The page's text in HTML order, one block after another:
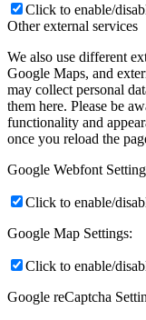
Click to enable/
Other external services
We also use different
Google Maps, and
may collect personal
them here. Please be
functionality and
once you reload the
Google Webfont
Click to enable/
Google Map Settings:
Click to enable/
Google reCaptcha